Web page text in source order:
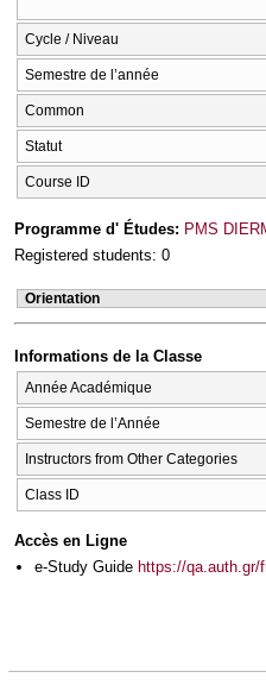
Cycle / Niveau
Semestre de l’année
Common
Statut
Course ID
Programme d' Études: PMS
Registered students: 0
Orientation
Informations de la Classe
Année Académique
Semestre de l’Année
Instructors from Other Categories
Class ID
Accès en Ligne
e-Study Guide https://qa.auth.gr/